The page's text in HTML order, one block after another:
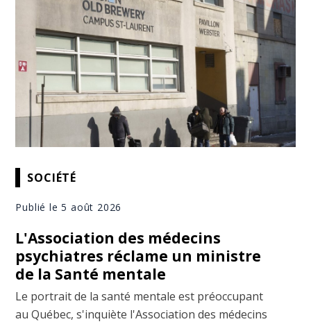
SOCIÉTÉ
Publié le 5 août 2026
L'Association des médecins
psychiatres réclame un ministre
de la Santé mentale
Le portrait de la santé mentale est préoccupant
au Québec, s'inquiète l'Association des médecins